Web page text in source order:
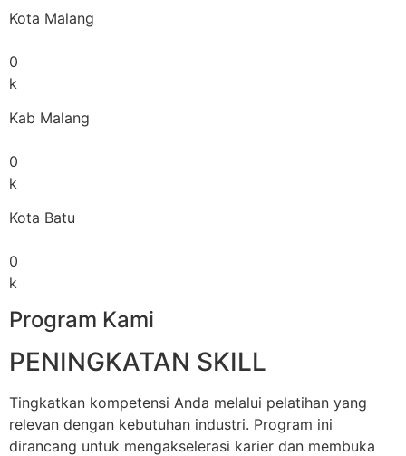
Kota Malang
0
k
Kab Malang
0
k
Kota Batu
0
k
Program Kami
PENINGKATAN SKILL
Tingkatkan kompetensi Anda melalui pelatihan yang
relevan dengan kebutuhan industri. Program ini
dirancang untuk mengakselerasi karier dan membuka